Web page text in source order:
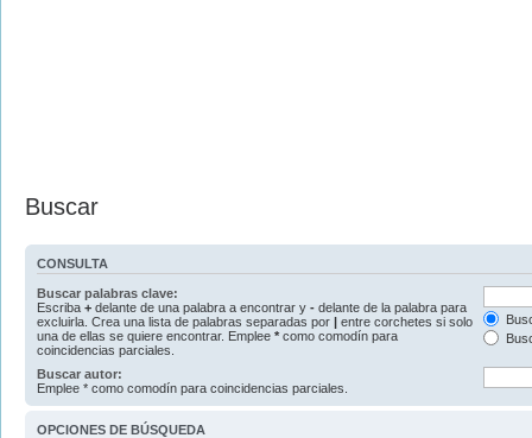
Buscar
CONSULTA
Buscar palabras clave:
Escriba + delante de una palabra a encontrar y - delante de la palabra para
excluirla. Crea una lista de palabras separadas por | entre corchetes si solo
una de ellas se quiere encontrar. Emplee * como comodín para
coincidencias parciales.
Buscar autor:
Emplee * como comodín para coincidencias parciales.
OPCIONES DE BÚSQUEDA